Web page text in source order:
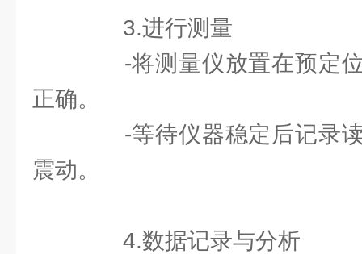
3.进行测量
-将测量仪放置在预定位
正确。
-等待仪器稳定后记录读
震动。
4.数据记录与分析